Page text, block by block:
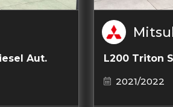
Aut.
L200 Triton
2021/2022